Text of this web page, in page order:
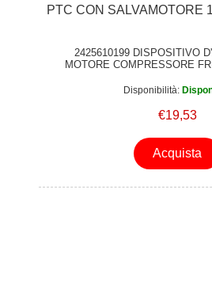
PTC CON SALVAMOTORE
2425610199 DISPOSITIVO
MOTORE COMPRESSORE
Disponibilità:
€19,53
Acquista